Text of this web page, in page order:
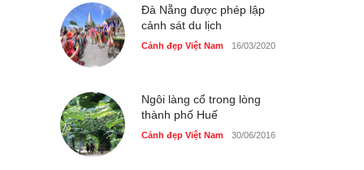
Đà Nẵng được phép lập
cảnh sát du lịch
Cảnh đẹp Việt Nam 16/03/2020
Ngôi làng cổ trong lòng
thành phố Huế
Cảnh đẹp Việt Nam 30/06/2016